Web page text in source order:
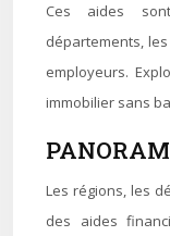
Ces aides
départements,
employeurs.
immobilier sans
Les régions, les
des aides